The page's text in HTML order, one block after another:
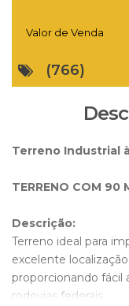
Valor de Venda
(766)
Terreno Industrial
TERRENO COM 90
Descrição:
Terreno ideal para
excelente
proporcionando fácil
rodovias federais.